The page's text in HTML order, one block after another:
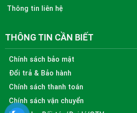
Thông tin liên hệ
THÔNG TIN CẦN BIẾT
Chính sách bảo mật
Đổi trả & Bảo hành
Chính sách thanh toán
Chính sách vận chuyển